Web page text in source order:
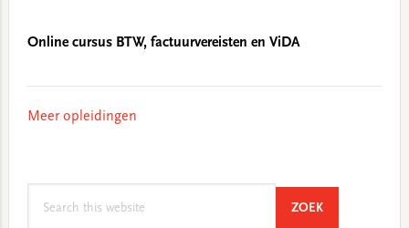
Online cursus BTW, factuurvereisten en ViDA
Meer opleidingen
ZOEKSEARCH